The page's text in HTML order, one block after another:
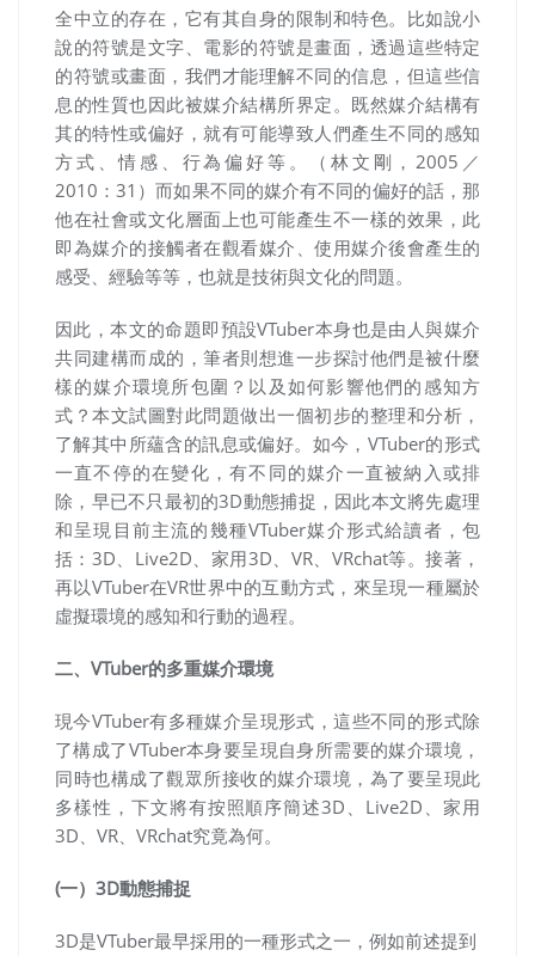
全中立的存在，它有其自身的限制和特色。比如說小
說的符號是文字、電影的符號是畫面，透過這些特定
的符號或畫面，我們才能理解不同的信息，但這些信
息的性質也因此被媒介結構所界定。既然媒介結構有
其的特性或偏好，就有可能導致人們產生不同的感知
方式、情感、行為偏好等。（林文剛，2005／
2010：31 ）而如果不同的媒介有不同的偏好的話，那
他在社會或文化層面上也可能產生不一樣的效果，此
即為媒介的接觸者在觀看媒介、使用媒介後會產生的
感受、經驗等等，也就是技術與文化的問題。
因此，本文的命題即預設VTuber本身也是由人與媒介
共同建構而成的，筆者則想進一步探討他們是被什麼
樣的媒介環境所包圍？以及如何影響他們的感知方
式？本文試圖對此問題做出一個初步的整理和分析，
了解其中所蘊含的訊息或偏好。如今， VTuber的形式
一直不停的在變化，有不同的媒介一直被納入或排
除，早已不只最初的3D動態捕捉，因此本文將先處理
和呈現目前主流的幾種VTuber媒介形式給讀者，包
括： 3D、 Live2D、家用3D、 VR、 VRchat等。接著，
再以VTuber在VR世界中的互動方式，來呈現一種屬於
虛擬環境的感知和行動的過程。
二、VTuber的多重媒介環境
現今VTuber有多種媒介呈現形式，這些不同的形式除
了構成了VTuber本身要呈現自身所需要的媒介環境，
同時也構成了觀眾所接收的媒介環境，為了要呈現此
多樣性，下文將有按照順序簡述3D 、 Live2D 、家用
3D、 VR、 VRchat究竟為何。
(一）3D動態捕捉
3D是VTuber最早採用的一種形式之一，例如前述提到